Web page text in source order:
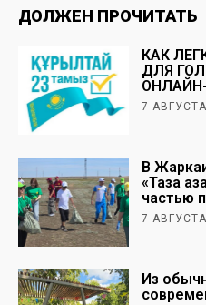
ДОЛЖЕН ПРОЧИТАТЬ
КАК
ДЛЯ
7
В
«Таза
частью
7
Из